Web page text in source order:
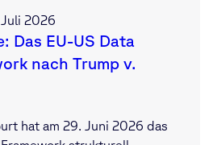
2026
Das EU-US Data
nach Trump v.
hat am 29. Juni 2026 das